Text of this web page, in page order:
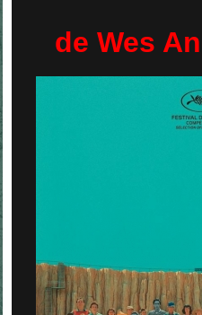
de Wes